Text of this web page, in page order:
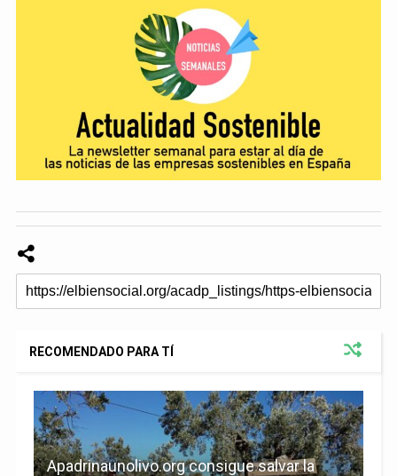
RECOMENDADO PARA TÍ
Apadrinaunolivo.org consigue salvar la